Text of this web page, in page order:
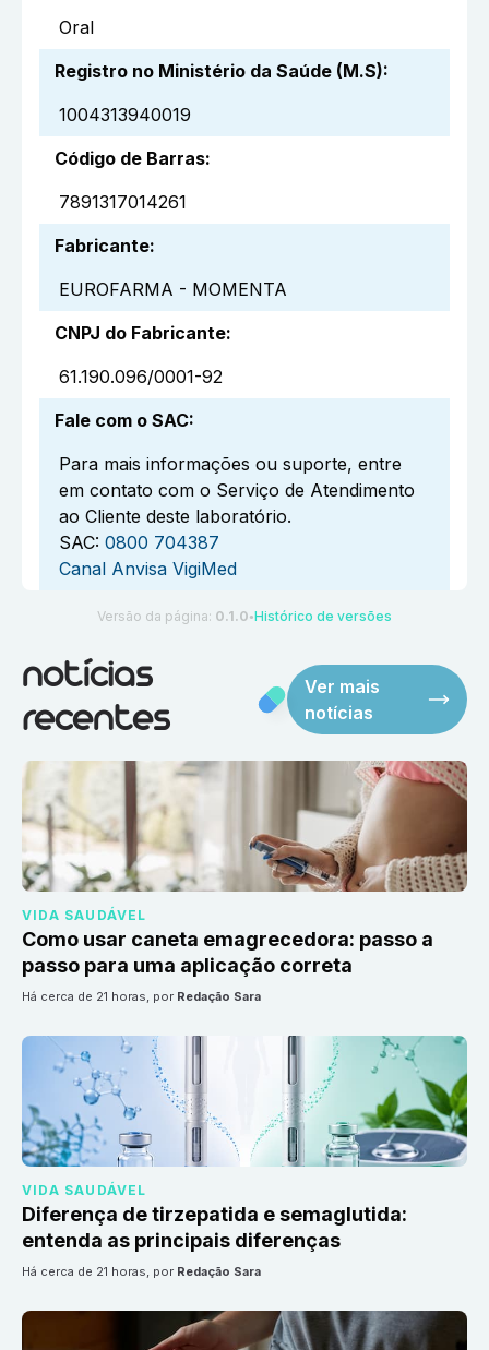
Oral
Registro no Ministério da Saúde (M.S):
1004313940019
Código de Barras:
7891317014261
Fabricante:
EUROFARMA - MOMENTA
CNPJ do Fabricante:
61.190.096/0001-92
Fale com o SAC:
Para mais informações ou suporte, entre
em contato com o Serviço de Atendimento
ao Cliente deste laboratório.
SAC: 0800 704387
Canal Anvisa VigiMed
Versão da página: 0.1.0 ●Histórico de versões
notícias
recentes
Ver mais
notícias
VIDA SAUDÁVEL
Como usar caneta emagrecedora: passo a
passo para uma aplicação correta
há cerca de 21 horas, por Redação Sara
VIDA SAUDÁVEL
Diferença de tirzepatida e semaglutida:
entenda as principais diferenças
há cerca de 21 horas, por Redação Sara